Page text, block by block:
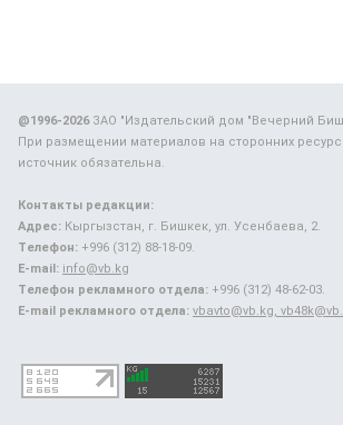
@1996-2026ЗАО "Издательский дом "Вечерний
При размещении материалов на сторонних
источник обязательна.
Контакты редакции:
Адрес: Кыргызстан, г. Бишкек, ул. Усенбаева, 2.
Телефон: +996 (312) 88-18-09.
E-mail: info@vb.kg
Телефон рекламного отдела: +996 (312) 48-62-03.
E-mail рекламного отдела: vbavto@vb.kg,